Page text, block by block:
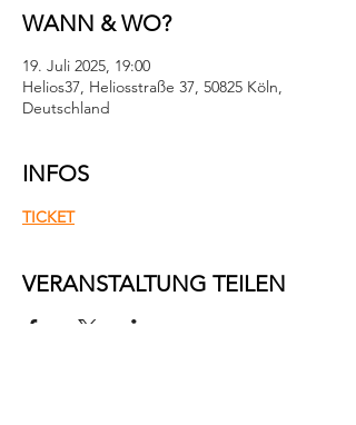
WANN & WO?
19. Juli 2025, 19:00
Helios37, Heliosstraße 37, 50825 Köln,
Deutschland
INFOS
TICKET
VERANSTALTUNG TEILEN